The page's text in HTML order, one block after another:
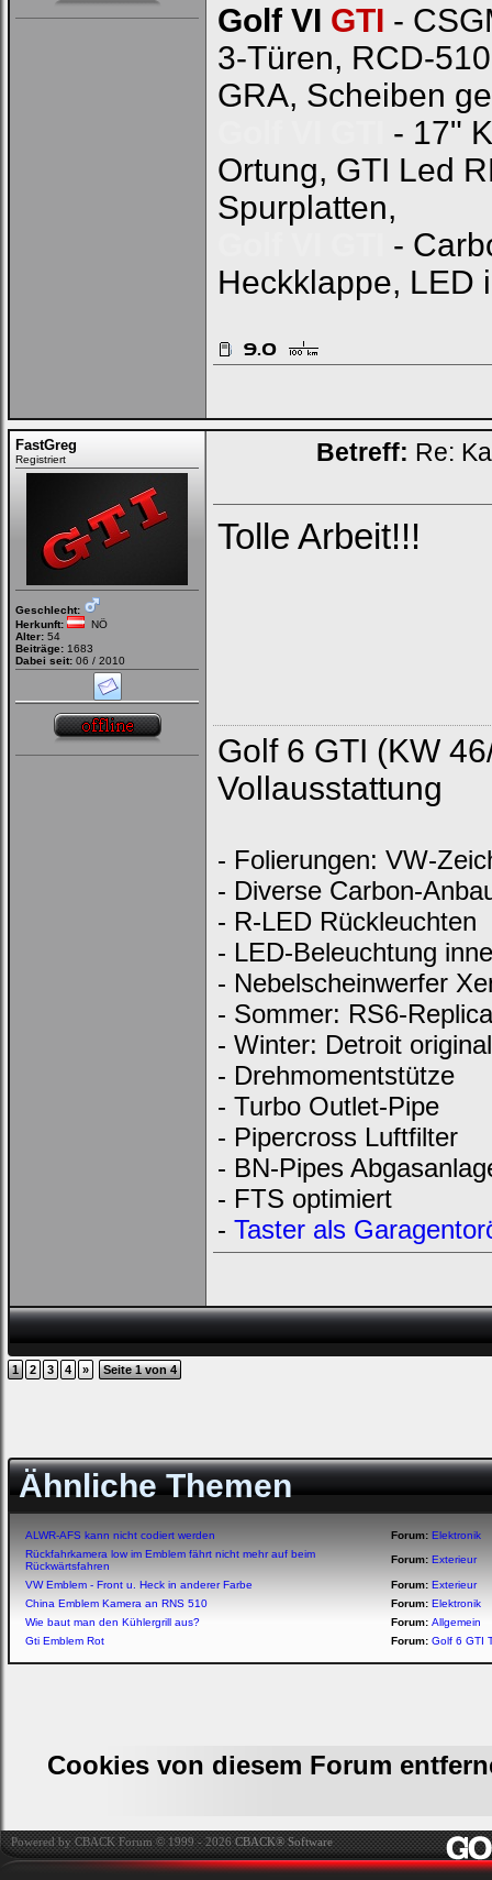
Golf VI GTI -
3-Türen, RCD-
GRA, Scheiben
- 17"
Ortung, GTI Led
Spurplatten,
-
Heckklappe, LED
FastGreg
Registriert
Geschlecht:
Herkunft:
NÖ
Alter: 54
Beiträge: 1683
Dabei seit: 06 / 2010
Betreff: Re:
Tolle Arbeit!!!
Golf 6 GTI (KW
Vollausstattung
- Folierungen: VW-
- Diverse Carbon-
- R-LED Rückleuchten
- LED-Beleuchtung
- Nebelscheinwerfer
- Sommer: RS6-
- Winter: Detroit original
- Drehmomentstütze
- Turbo Outlet-Pipe
- Pipercross Luftfilter
- BN-Pipes
- FTS optimiert
- Taster als
1 2 3 4 » Seite 1 von 4
Ähnliche Themen
ALWR-AFS kann nicht codiert werden Forum: Elektronik
Rückfahrkamera low im Emblem fährt nicht mehr auf beim
Rückwärtsfahren
Forum: Exterieur
VW Emblem - Front u. Heck in anderer Farbe Forum: Exterieur
China Emblem Kamera an RNS 510
Forum: Elektronik
Wie baut man den Kühlergrill aus?
Forum: Allgemein
Gti Emblem Rot
Forum: Golf 6 GTI
Cookies von diesem Forum
Powered by CBACK Forum © 1999 - 2026CBACK® Software